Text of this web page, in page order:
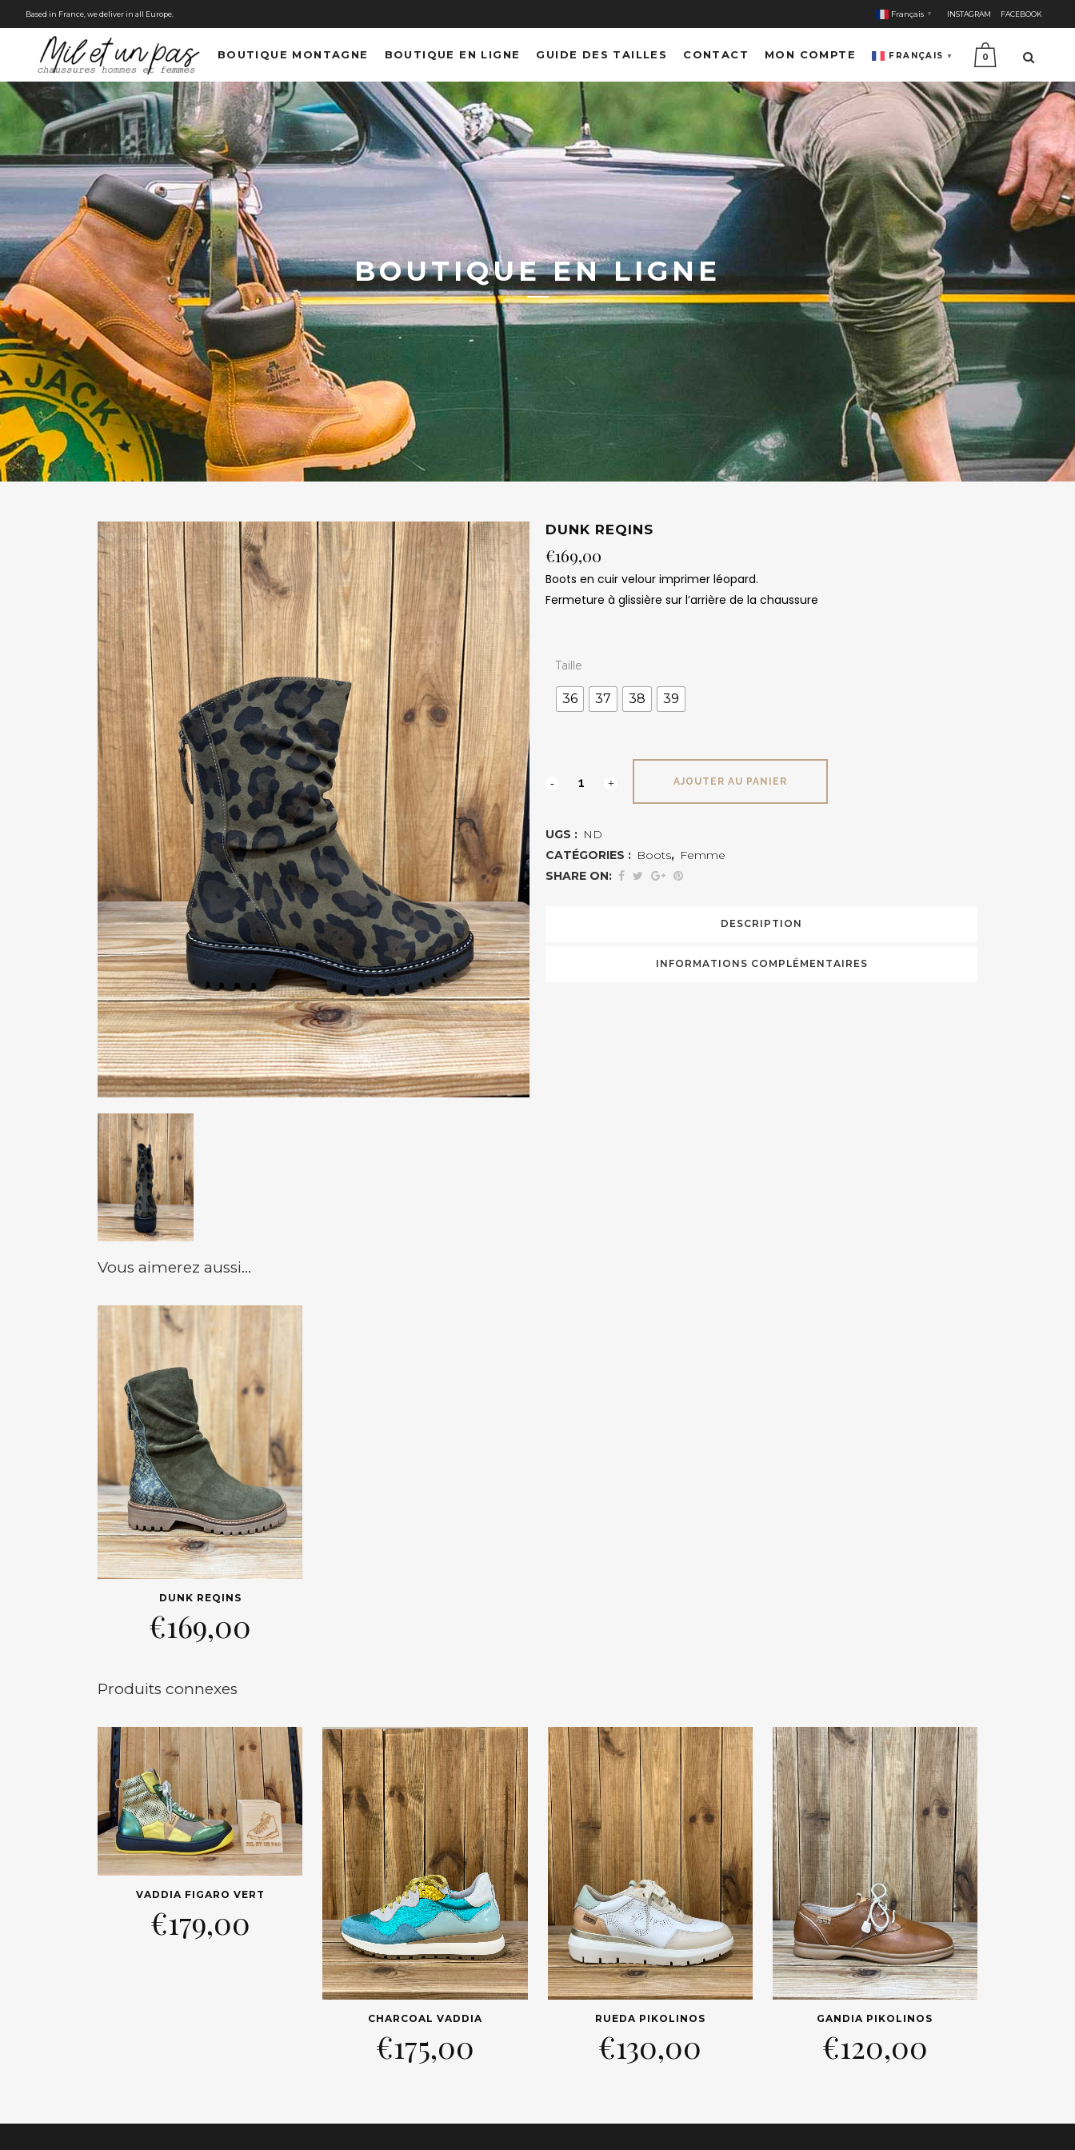
Based in France, we deliver in all Europe. Français ▼ INSTAGRAM FACEBOOK
0
BOUTIQUE MONTAGNE BOUTIQUE EN LIGNE GUIDE DES TAILLES CONTACT MON COMPTE FRANÇAIS ▼
BOUTIQUE EN LIGNE
DUNK REQINS
€169,00
Boots en cuir velour imprimer léopard.
Fermeture à glissière sur l’arrière de la chaussure
Taille
36 37 38 39
quantité
AJOUTER AU PANIER
UGS : ND
CATÉGORIES : Boots, Femme
SHARE ON:
DESCRIPTION
INFORMATIONS COMPLÉMENTAIRES
Vous aimerez aussi...
DUNK REQINS
€169,00
Produits connexes
VADDIA FIGARO VERT
€179,00
CHARCOAL VADDIA
€175,00
RUEDA PIKOLINOS
€130,00
GANDIA PIKOLINOS
€120,00